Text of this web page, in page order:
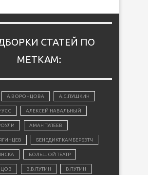
СТАТЕЙ ПО
МЕТКАМ:
А.ВОРОНЦОВА А.С.ПУШКИН
УСС АЛЕКСЕЙ НАВАЛЬНЫЙ
АМАН ТУЛЕЕВ
БЕНЕДИКТ КАМБЕРБЭТЧ
БОЛЬШОЙ ТЕАТР
В.В.ПУТИН В.ПУТИН